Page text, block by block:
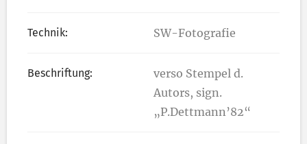
Technik: SW-Fotografie
Beschriftung:
verso Stempel d.
Autors, sign.
„P.Dettmann’82“